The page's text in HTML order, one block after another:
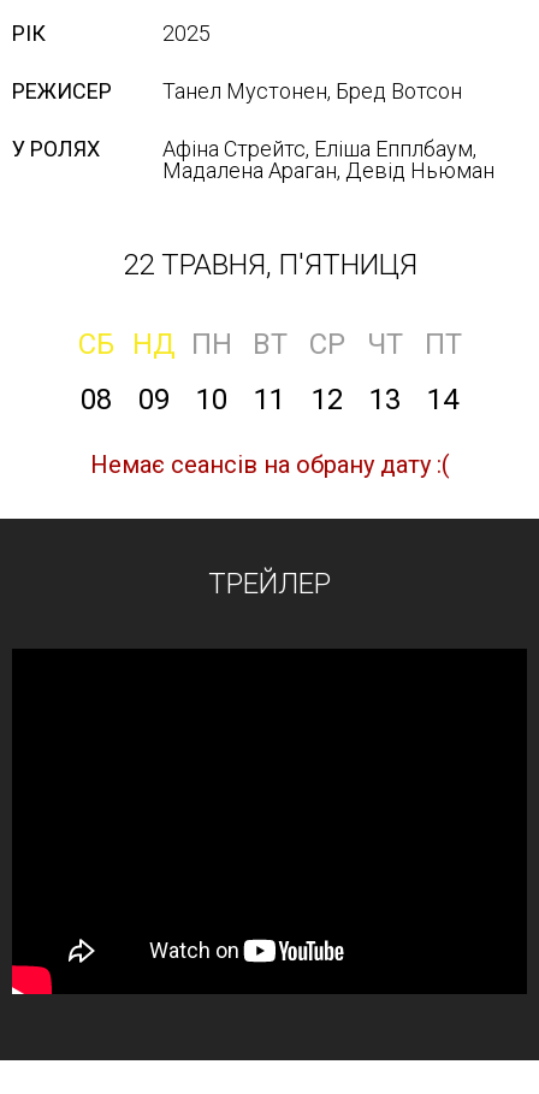
РІК 2025
РЕЖИСЕР Танел Мустонен, Бред Вотсон
У РОЛЯХ
Афіна Стрейтс, Еліша Епплбаум,
Мадалена Араган, Девід Ньюман
22 ТРАВНЯ, П'ЯТНИЦЯ
СБ НД ПН ВТ СР ЧТ
ПТ
08
09 10 11 12 13 14
Немає сеансів на обрану дату :(
ТРЕЙЛЕР